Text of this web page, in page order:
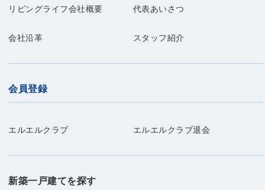
リビングライフ会社概要 代表あいさつ
会社沿革 スタッフ紹介
会員登録
エルエルクラブ エルエルクラブ退会
新築一戸建てを探す